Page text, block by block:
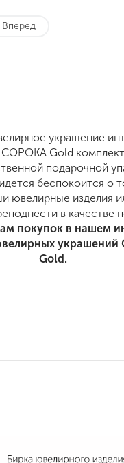
Вперед
украшение
СОРОКА Gold
подарочной
беспокоится о
ювелирные изделия
в качестве
покупок в нашем
Gold.